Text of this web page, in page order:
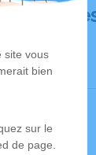
Déroulé